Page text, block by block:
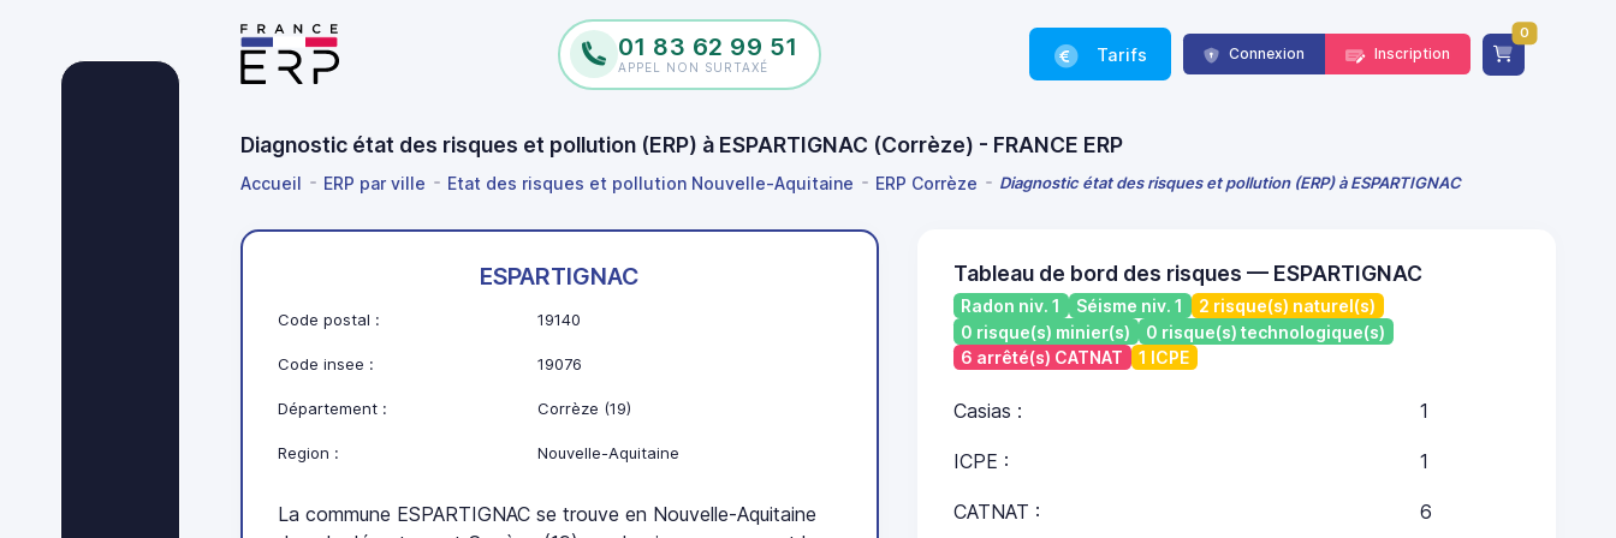
01 83 62 99 51
APPEL NON SURTAXÉ
Tarifs Connexion Inscription
0
Diagnostic état des risques et pollution (ERP) à ESPARTIGNAC (Corrèze) - FRANCE ERP
Accueil ERP par ville Etat des risques et pollution Nouvelle-Aquitaine ERP Corrèze Diagnostic état des risques et pollution (ERP) à ESPARTIGNAC
ESPARTIGNAC
Code postal : 19140
Code insee : 19076
Département : Corrèze (19)
Region : Nouvelle-Aquitaine
La commune ESPARTIGNAC se trouve en Nouvelle-Aquitaine
Tableau de bord des risques — ESPARTIGNAC
Radon niv. 1 Séisme niv. 1
2 risque(s) naturel(s)
0 risque(s) minier(s)
0 risque(s) technologique(s)
6 arrêté(s) CATNAT
1 ICPE
Casias : 1
ICPE : 1
CATNAT : 6